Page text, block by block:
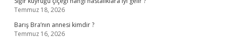
Temmuz 18, 2026
Barış Bra’nın annesi kimdir ?
Temmuz 16, 2026